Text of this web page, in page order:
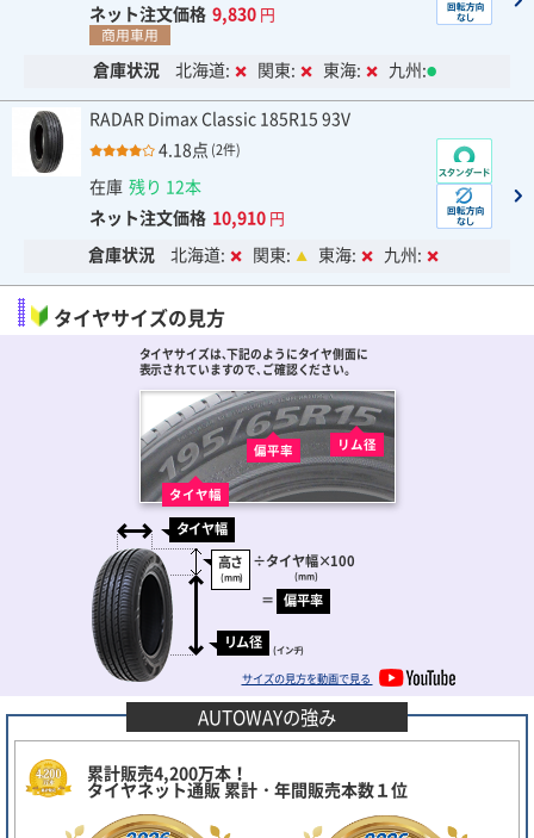
ネット注文価格 9,830 円
商用車用
倉庫状況 北海道: 関東: 東海: 九州:
RADAR Dimax Classic 185R15 93V
4.18点 (2件)
在庫 残り 12本
ネット注文価格 10,910 円
倉庫状況 北海道: 関東: 東海: 九州:
タイヤサイズの見方
タイヤサイズは､下記のようにタイヤ側面に
表示されていますので､ご確認ください。
タイヤ幅
偏平率 リム径
タイヤ幅
高さ
(mm)
÷タイヤ幅
(mm)
×100
＝ 偏平率
リム径 (インチ)
サイズの見方を動画で見る
AUTOWAYの強み
累計販売4,200万本！
タイヤネット通販 累計・年間販売本数１位